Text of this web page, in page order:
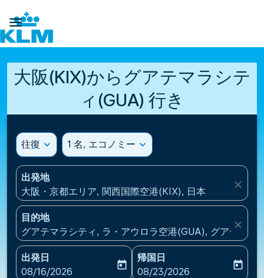

大阪(KIX)からグアテマラシテ
ィ(GUA) 行き
往復 expand_more 1 名, エコノミー expand_more
出発地
大阪・京都エリア, 関西国際空港(KIX), 日本
close
目的地
グアテマラシティ, ラ・アウロラ空港(GUA), グアテマラ
close
出発日
fc-booking-departure-date-aria-label
08/16/2026
today
帰国日
fc-booking-return-date-
08/23/2026
today